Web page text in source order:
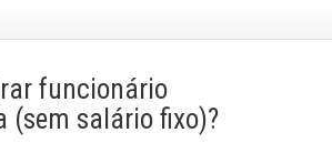
funcionário
(sem salário fixo)?